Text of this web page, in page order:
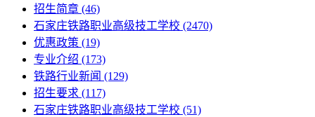
招生简章 (46)
石家庄铁路职业高级技工学校 (2470)
优惠政策 (19)
专业介绍 (173)
铁路行业新闻 (129)
招生要求 (117)
石家庄铁路职业高级技工学校​ (51)